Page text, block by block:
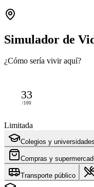
Simulador de
¿Cómo sería vivir aquí?
33
/100
Limitada
Colegios y universidades
Compras y
Transporte público